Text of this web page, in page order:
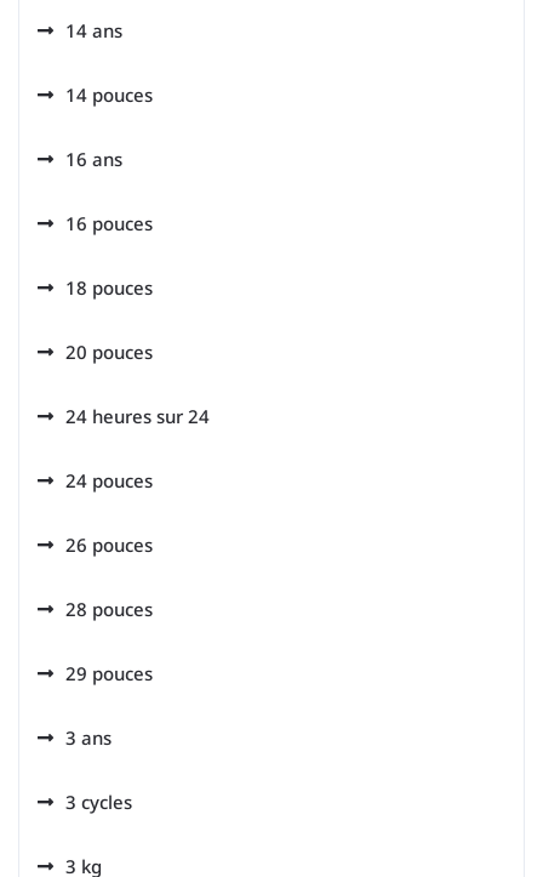
14 ans
14 pouces
16 ans
16 pouces
18 pouces
20 pouces
24 heures sur 24
24 pouces
26 pouces
28 pouces
29 pouces
3 ans
3 cycles
3 kg